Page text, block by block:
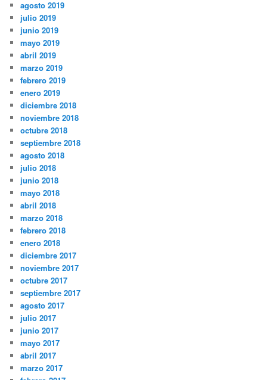
agosto 2019
julio 2019
junio 2019
mayo 2019
abril 2019
marzo 2019
febrero 2019
enero 2019
diciembre 2018
noviembre 2018
octubre 2018
septiembre 2018
agosto 2018
julio 2018
junio 2018
mayo 2018
abril 2018
marzo 2018
febrero 2018
enero 2018
diciembre 2017
noviembre 2017
octubre 2017
septiembre 2017
agosto 2017
julio 2017
junio 2017
mayo 2017
abril 2017
marzo 2017